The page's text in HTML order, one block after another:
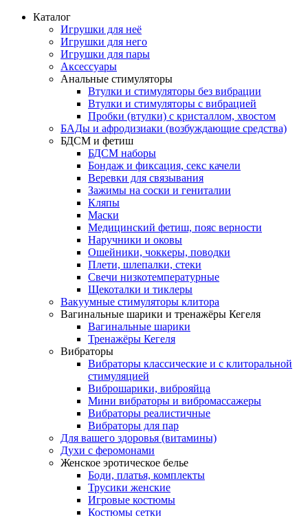
Каталог
Игрушки для неё
Игрушки для него
Игрушки для пары
Аксессуары
Анальные стимуляторы
Втулки и стимуляторы без вибрации
Втулки и стимуляторы с вибрацией
Пробки (втулки) с кристаллом, хвостом
БАДы и афродизиаки (возбуждающие средства)
БДСМ и фетиш
БДСМ наборы
Бондаж и фиксация, секс качели
Веревки для связывания
Зажимы на соски и гениталии
Кляпы
Маски
Медицинский фетиш, пояс верности
Наручники и оковы
Ошейники, чоккеры, поводки
Плети, шлепалки, стеки
Свечи низкотемпературные
Щекоталки и тиклеры
Вакуумные стимуляторы клитора
Вагинальные шарики и тренажёры Кегеля
Вагинальные шарики
Тренажёры Кегеля
Вибраторы
Вибраторы классические и с клиторальной
стимуляцией
Виброшарики, виброяйца
Мини вибраторы и вибромассажеры
Вибраторы реалистичные
Вибраторы для пар
Для вашего здоровья (витамины)
Духи с феромонами
Женское эротическое белье
Боди, платья, комплекты
Трусики женские
Игровые костюмы
Костюмы сетки